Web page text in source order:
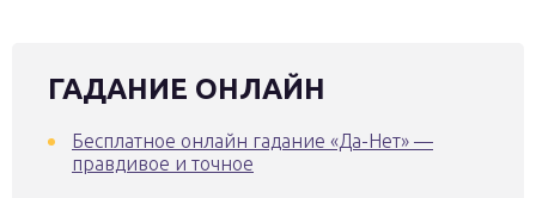
ГАДАНИЕ ОНЛАЙН
Бесплатное онлайн гадание «Да-Нет» —
правдивое и точное